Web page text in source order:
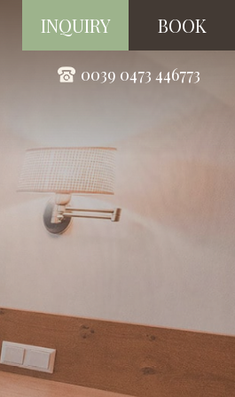
INQUIRY BOOK
0039 0473 446773